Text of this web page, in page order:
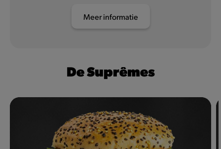
Meer informatie
De Suprêmes